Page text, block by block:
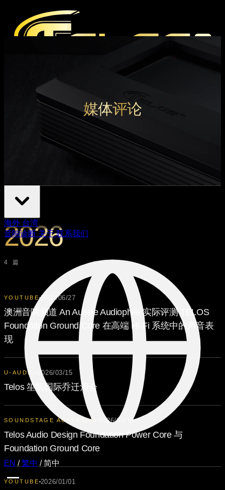
杂志报道 Hi-End 音响展
海外 台湾
音响诊断关于联系我们
EN / 繁中 / 简中
媒体评论
2026
4 篇
YOUTUBE 2026/06/27
澳洲音响频道 An Aussie Audiophile 实际评测 TELOS
Foundation Ground Core 在高端 Hi-Fi 系统中的声音表
现
U-AUDIO 2026/03/15
Telos 笙凯国际乔迁酒会
SOUNDSTAGE AUSTRALIA 2026/03/15
Telos Audio Design Foundation Power Core 与
Foundation Ground Core
YOUTUBE 2026/01/01